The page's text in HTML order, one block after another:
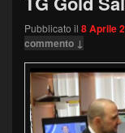
Pubblicato il 8 Aprile
commento ↓